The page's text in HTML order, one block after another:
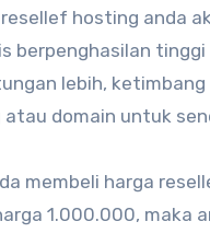
hosting anda
berpenghasilan tinggi
lebih, ketimbang
domain untuk
membeli harga
1.000.000, maka